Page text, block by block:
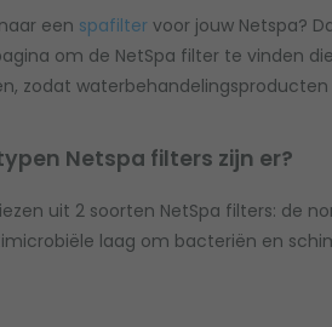
een spafilter voor jouw Netspa?
om de NetSpa filter te vinden
zodat
Netspa filters zijn er?
uit 2 soorten NetSpa filters: de
laag om bacteriën en